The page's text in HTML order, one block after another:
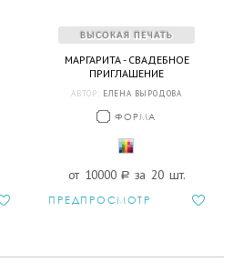
МАРГАРИТА - СВАДЕБНОЕ
ПРИГЛАШЕНИЕ
АВТОР: ЕЛЕНА ВЫРОДОВА
ФОРМА
от 10000 aза 20 шт.
ПРЕДПРОСМОТР